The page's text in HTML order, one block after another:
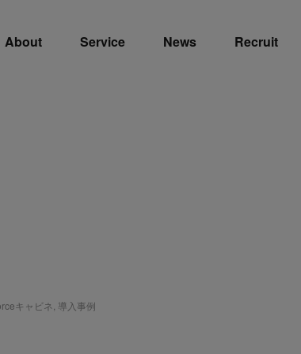
About Service News Recruit
キャビネ 導入事例